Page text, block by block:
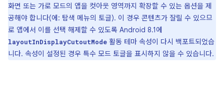
화면 또는 가로 모드의 앱을 컷아웃 영역까지 확장할 수 있는 옵션을 제
공해야 합니다(에: 탐색 메뉴의 토글). 이 경우 콘텐츠가 잘릴 수 있으므
로 앱에서 이를 선택 해제할 수 있도록 Android 8.1에
layoutInDisplayCutoutMode 활동 테마 속성이 다시 백포트되었습
니다. 속성이 설정된 경우 특수 모드 토글을 표시하지 않을 수 있습니다.